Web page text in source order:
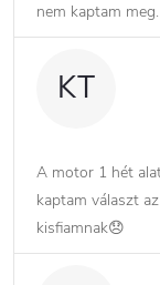
nem kaptam meg.
KT
A motor 1 hét
kaptam választ
kisfiamnak😞